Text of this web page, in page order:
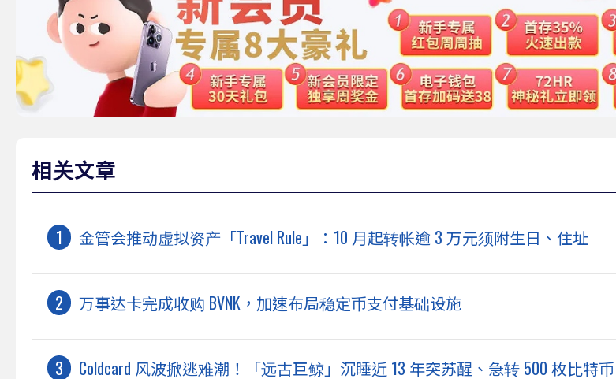
相关文章
金管会推动虚拟资产「Travel Rule」：10 月起转帐逾 3 万元须附生日、住址
万事达卡完成收购 BVNK，加速布局稳定币支付基础设施
Coldcard 风波掀逃难潮！「远古巨鲸」沉睡近 13 年突苏醒、急转 500 枚比特币